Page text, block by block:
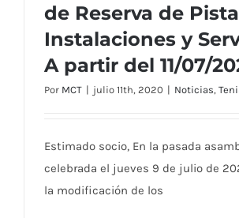
Pistas, Instalaciones y
del 11/07/2020
de Reserva de
Instalaciones y
A partir del 11/07/
Por MCT | julio 11th, 2020 | Noticias,
Estimado socio, En la pasada
celebrada el jueves 9 de julio de
la modificación de los